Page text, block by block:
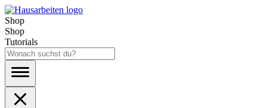
Shop
Shop
Tutorials